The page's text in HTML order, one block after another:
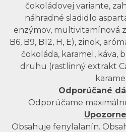
čokoládovej variante,
náhradné sladidlo
enzýmov, multivitamínová
B6, B9, B12, H, E), zinok,
čokoláda, karamel, káva,
druhu (rastlinný extrakt
Odporúčané
Odporúčame
Obsahuje fenylalanín.